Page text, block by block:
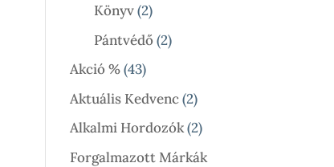
Könyv 22
Termék
Pántvédő 22
Akció % 4343
Termék
Aktuális Kedvenc 22
Termék
Alkalmi Hordozók 22
Termék
Forgalmazott Márkák